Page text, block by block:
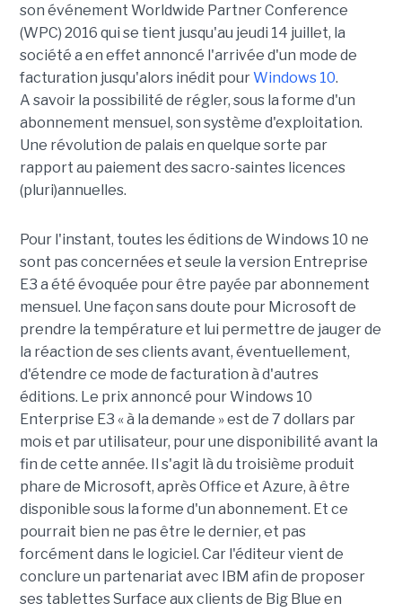
son événement Worldwide Partner Conference
(WPC) 2016 qui se tient jusqu'au jeudi 14 juillet, la
société a en effet annoncé l'arrivée d'un mode de
facturation jusqu'alors inédit pourWindows 10.
A savoir la possibilité de régler, sous la forme d'un
abonnement mensuel, son système d'exploitation.
Une révolution de palais en quelque sorte par
rapport au paiement des sacro-saintes licences
(pluri)annuelles.
Pour l'instant, toutes les éditions de Windows 10 ne
sont pas concernées et seule la version Entreprise
E3 a été évoquée pour être payée par abonnement
mensuel. Une façon sans doute pour Microsoft de
prendre la température et lui permettre de jauger de
la réaction de ses clients avant, éventuellement,
d'étendre ce mode de facturation à d'autres
éditions. Le prix annoncé pour Windows 10
Enterprise E3 « à la demande » est de 7 dollars par
mois et par utilisateur, pour une disponibilité avant la
fin de cette année. Il s'agit là du troisième produit
phare de Microsoft, après Office et Azure, à être
disponible sous la forme d'un abonnement. Et ce
pourrait bien ne pas être le dernier, et pas
forcément dans le logiciel. Car l'éditeur vient de
conclure un partenariat avec IBM afin de proposer
ses tablettes Surface aux clients de Big Blue en